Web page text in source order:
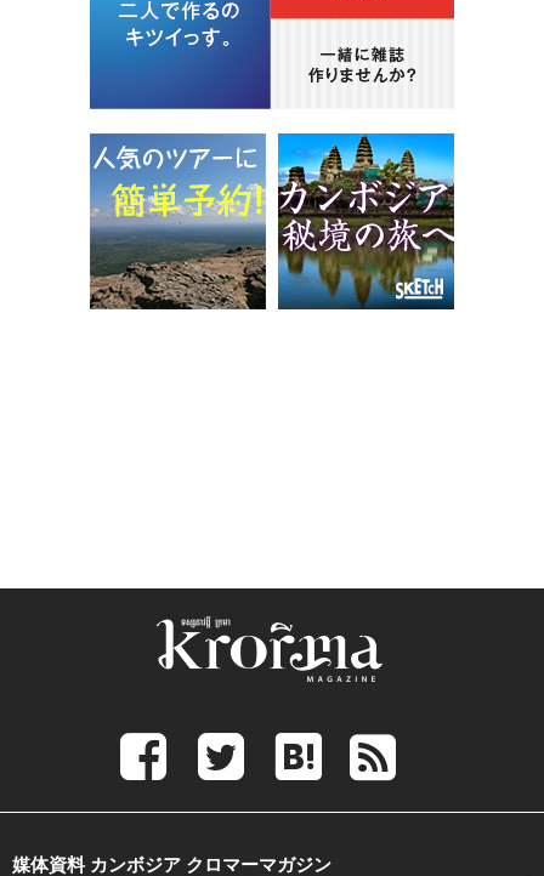
媒体資料 カンボジア クロマーマガジン